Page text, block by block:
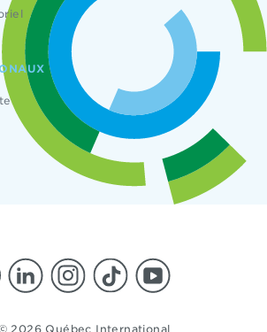
2026 Québec International